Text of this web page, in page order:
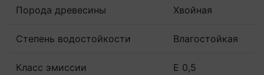
Порода древесины Хвойная
Степень водостойкости Влагостойкая
Класс эмиссии
Е 0,5